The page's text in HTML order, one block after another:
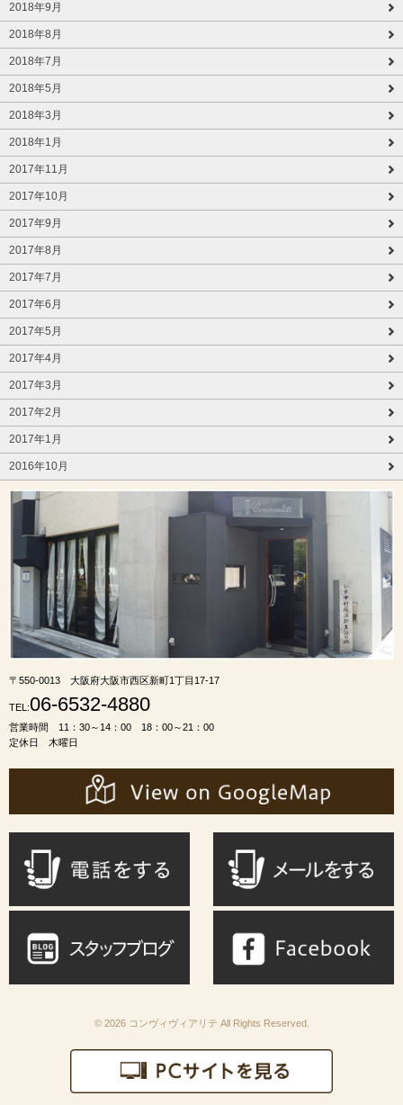
2018年9月
2018年8月
2018年7月
2018年5月
2018年3月
2018年1月
2017年11月
2017年10月
2017年9月
2017年8月
2017年7月
2017年6月
2017年5月
2017年4月
2017年3月
2017年2月
2017年1月
2016年10月
〒550-0013 大阪府大阪市西区新町1丁目17-17
TEL:06-6532-4880
営業時間 11：30～14：00 18：00～21：00
定休日 木曜日
© 2026 コンヴィヴィアリテ All Rights Reserved.